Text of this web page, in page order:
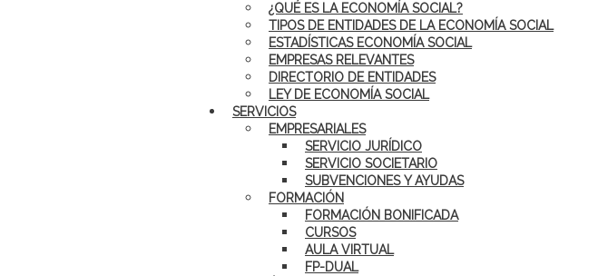
¿QUÉ ES LA ECONOMÍA SOCIAL?
TIPOS DE ENTIDADES DE LA ECONOMÍA SOCIAL
ESTADÍSTICAS ECONOMÍA SOCIAL
EMPRESAS RELEVANTES
DIRECTORIO DE ENTIDADES
LEY DE ECONOMÍA SOCIAL
SERVICIOS
EMPRESARIALES
SERVICIO JURÍDICO
SERVICIO SOCIETARIO
SUBVENCIONES Y AYUDAS
FORMACIÓN
FORMACIÓN BONIFICADA
CURSOS
AULA VIRTUAL
FP-DUAL